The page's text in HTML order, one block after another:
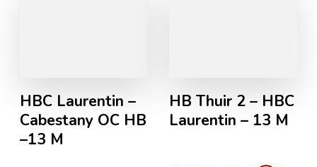
HBC Laurentin –
Cabestany OC HB
–13 M
HB Thuir 2 – HBC
Laurentin – 13 M